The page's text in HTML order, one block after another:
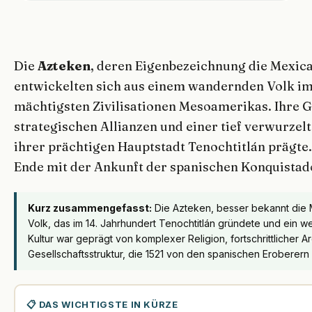
Die Azteken, deren Eigenbezeichnung die
entwickelten sich aus einem wandernden Volk
mächtigsten Zivilisationen Mesoamerikas. Ihre
strategischen Allianzen und einer tief
ihrer prächtigen Hauptstadt Tenochtitlán
Ende mit der Ankunft der spanischen
Kurz zusammengefasst: Die Azteken, besser bekannt die
Volk, das im 14. Jahrhundert Tenochtitlán gründete und ein
Kultur war geprägt von komplexer Religion, fortschrittlicher
Gesellschaftsstruktur, die 1521 von den spanischen
📋 DAS WICHTIGSTE IN KÜRZE